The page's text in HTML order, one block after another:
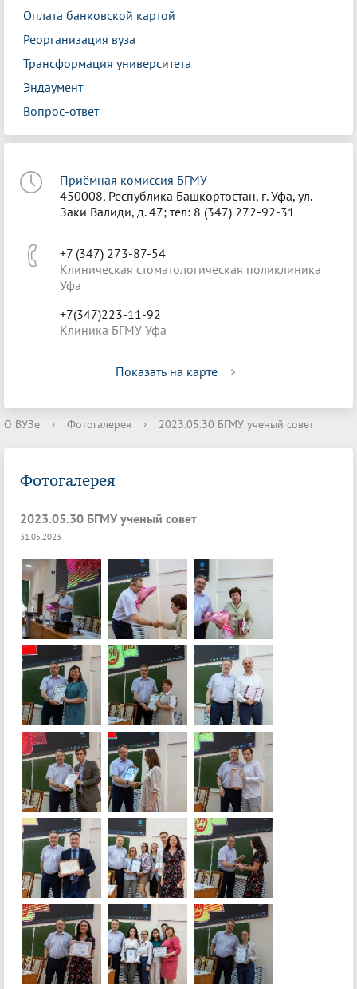
Оплата банковской картой
Реорганизация вуза
Трансформация университета
Эндаумент
Вопрос-ответ
Приёмная комиссия БГМУ
450008, Республика Башкортостан, г. Уфа, ул.
Заки Валиди, д. 47; тел: 8 (347) 272-92-31
+7 (347) 273-87-54
Клиническая стоматологическая поликлиника
Уфа
+7(347)223-11-92
Клиника БГМУ Уфа
Показать на карте
О ВУЗе › Фотогалерея › 2023.05.30 БГМУ ученый совет
Фотогалерея
2023.05.30 БГМУ ученый совет
31.05.2023